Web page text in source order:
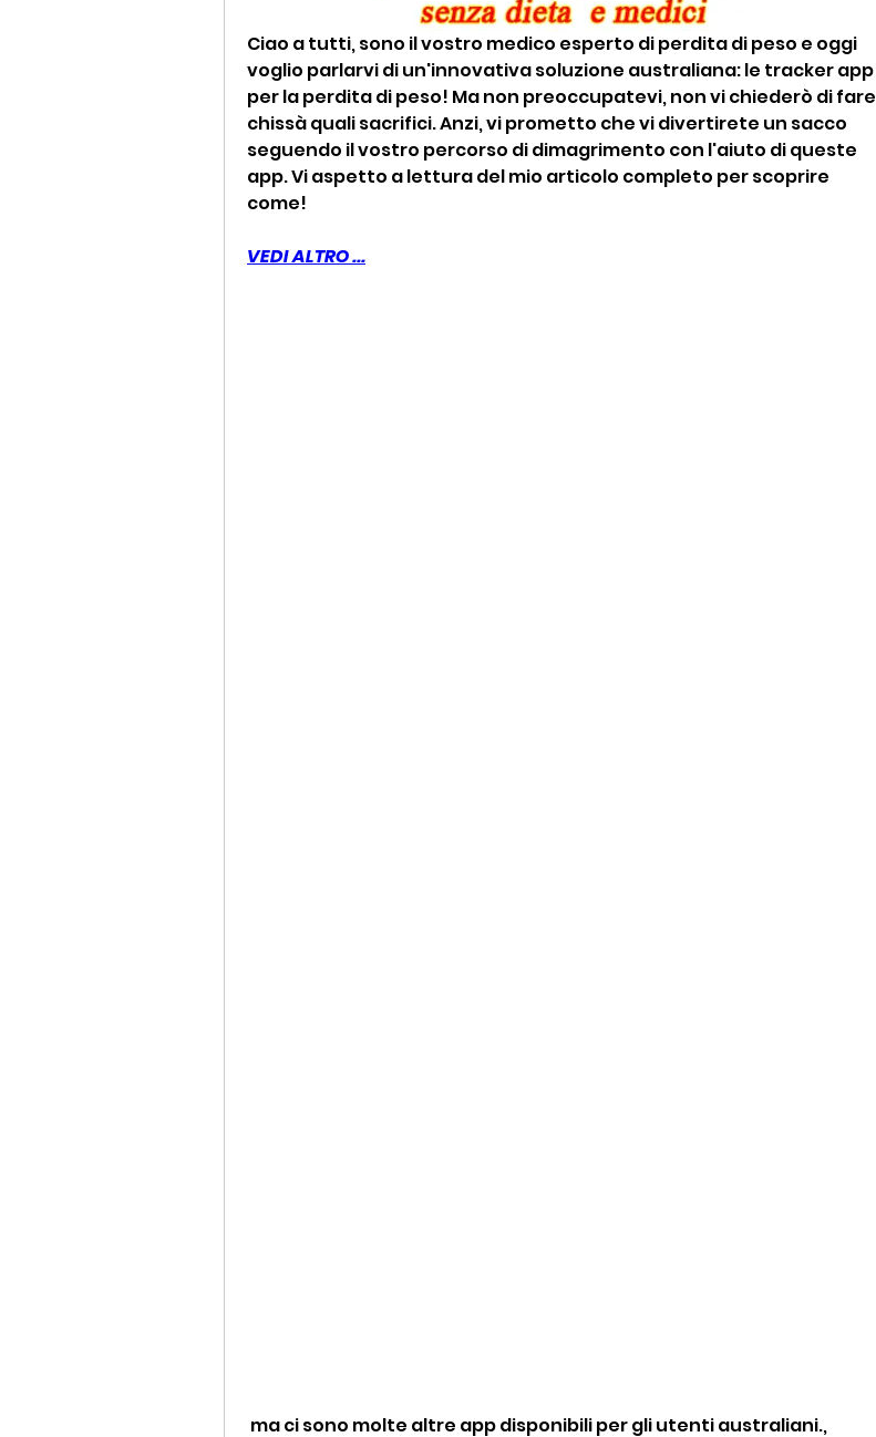
Ciao a tutti, sono il vostro medico esperto di perdita di peso e oggi
voglio parlarvi di un'innovativa soluzione australiana: le tracker app
per la perdita di peso! Ma non preoccupatevi, non vi chiederò di fare
chissà quali sacrifici. Anzi, vi prometto che vi divertirete un sacco
seguendo il vostro percorso di dimagrimento con l'aiuto di queste
app. Vi aspetto a lettura del mio articolo completo per scoprire
come!
VEDI ALTRO ...